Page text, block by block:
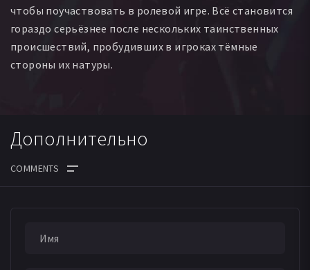
чтобы поучаствовать в ролевой игре. Всё становится
гораздо серьёзнее после нескольких таинственных
происшествий, пробудивших в игроках тёмные
стороны их натуры.
Дополнительно